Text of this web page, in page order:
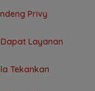
Privy
Layanan
Tekankan